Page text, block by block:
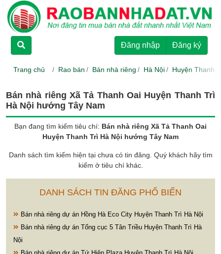
Đăng nhập Đăng ký
Trang chủ Rao bán Bán nhà riêng Hà Nội Huyện Thanh
Bán nhà riêng Xã Tả Thanh Oai Huyện Thanh Trì
Hà Nội hướng Tây Nam
Bạn đang tìm kiếm tiêu chí: Bán nhà riêng Xã Tả Thanh Oai
Huyện Thanh Trì Hà Nội hướng Tây Nam
Danh sách tìm kiếm hiện tại chưa có tin đăng. Quý khách hãy tìm
kiếm ở tiêu chí khác.
DANH SÁCH TIN ĐĂNG PHỔ BIẾN
Bán nhà riêng dự án Hồng Hà Eco City Huyện Thanh Trì Hà Nội
Bán nhà riêng dự án Tổng cục 5 Tân Triều Huyện Thanh Trì Hà
Nội
TRANG CHỦ
CHO THUÊ
LIÊN HỆ